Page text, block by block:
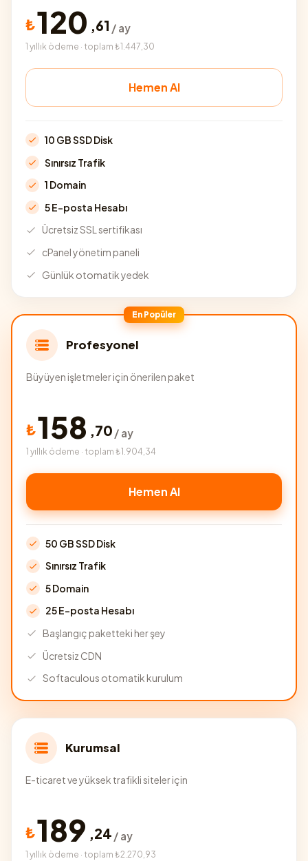
₺120 ,61 / ay
1 yıllık ödeme · toplam ₺1.447,30
Hemen Al
10 GB SSD Disk
Sınırsız Trafik
1 Domain
5 E-posta Hesabı
Ücretsiz SSL sertifikası
cPanel yönetim paneli
Günlük otomatik yedek
En Popüler
Profesyonel
Büyüyen işletmeler için önerilen paket
₺158 ,70 / ay
1 yıllık ödeme · toplam ₺1.904,34
Hemen Al
50 GB SSD Disk
Sınırsız Trafik
5 Domain
25 E-posta Hesabı
Başlangıç paketteki her şey
Ücretsiz CDN
Softaculous otomatik kurulum
Kurumsal
E-ticaret ve yüksek trafikli siteler için
₺189 ,24 / ay
1 yıllık ödeme · toplam ₺2.270,93